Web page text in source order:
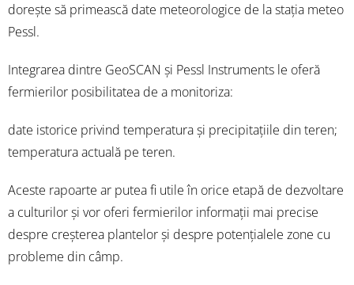
dorește să primească date meteorologice de la stația meteo
Pessl.
Integrarea dintre GeoSCAN și Pessl Instruments le oferă
fermierilor posibilitatea de a monitoriza:
date istorice privind temperatura și precipitațiile din teren;
temperatura actuală pe teren.
Aceste rapoarte ar putea fi utile în orice etapă de dezvoltare
a culturilor și vor oferi fermierilor informații mai precise
despre creșterea plantelor și despre potențialele zone cu
probleme din câmp.